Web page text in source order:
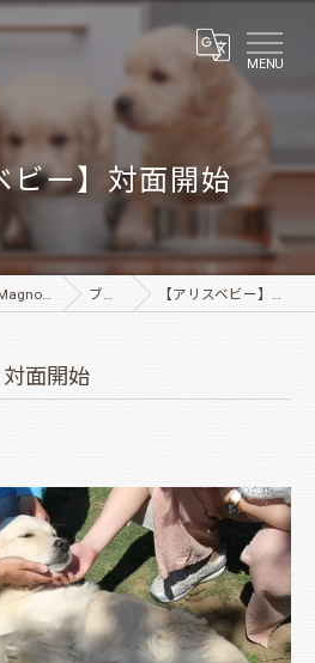
MENU
ビー】対面開始
千葉県のブリーダーならMagnolia Dog Site ブログ 【アリスベビー】対面開始
対面開始